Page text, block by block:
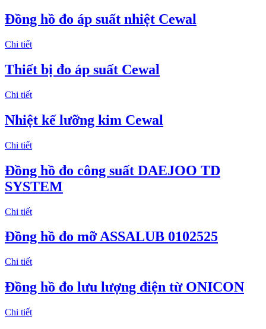
Đồng hồ đo áp suất nhiệt Cewal
Chi tiết
Thiết bị đo áp suất Cewal
Chi tiết
Nhiệt kế lưỡng kim Cewal
Chi tiết
Đồng hồ đo công suất DAEJOO TD
SYSTEM
Chi tiết
Đồng hồ đo mỡ ASSALUB 0102525
Chi tiết
Đồng hồ đo lưu lượng điện từ ONICON
Chi tiết